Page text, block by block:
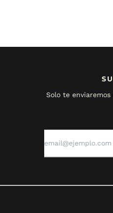
Solo te